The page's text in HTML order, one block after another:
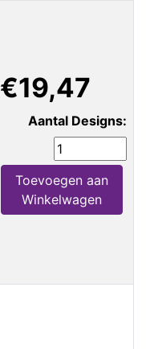
€19,47
Aantal Designs:
Toevoegen aan
Winkelwagen